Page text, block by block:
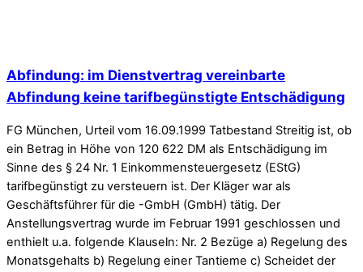
Abfindung: im Dienstvertrag vereinbarte
Abfindung keine tarifbegünstigte Entschädigung
FG München, Urteil vom 16.09.1999 Tatbestand Streitig ist, ob
ein Betrag in Höhe von 120 622 DM als Entschädigung im
Sinne des § 24 Nr. 1 Einkommensteuergesetz (EStG)
tarifbegünstigt zu versteuern ist. Der Kläger war als
Geschäftsführer für die -GmbH (GmbH) tätig. Der
Anstellungsvertrag wurde im Februar 1991 geschlossen und
enthielt u.a. folgende Klauseln: Nr. 2 Bezüge a) Regelung des
Monatsgehalts b) Regelung einer Tantieme c) Scheidet der